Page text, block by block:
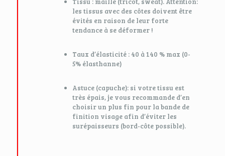
les tissus avec des côtes doivent être
évités en raison de leur forte
tendance à se déformer !
Taux d’élasticité : 40 à 140 % max (0-
5% élasthanne)
Astuce (capuche): si votre tissu est
très épais, je vous recommande d’en
choisir un plus fin pour la bande de
finition visage afin d’éviter les
surépaisseurs (bord-côte possible).